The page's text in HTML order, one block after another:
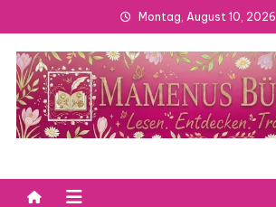
to
content
Montag, August 10, 2026